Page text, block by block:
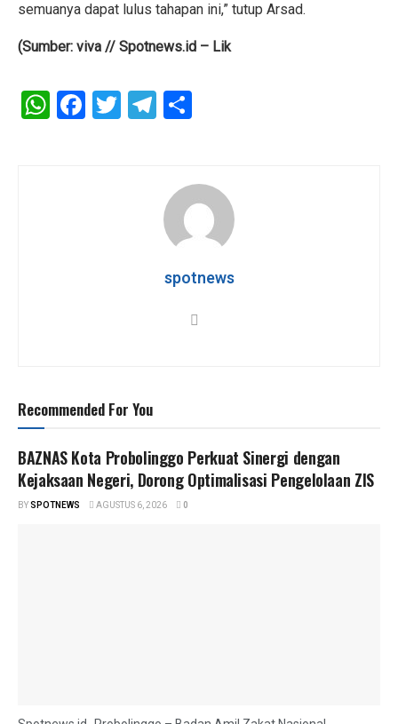
semuanya dapat lulus tahapan ini,” tutup Arsad.
(Sumber: viva // Spotnews.id – Lik
W
h
F
a
T
wi
T
el
gr
a
m
e
spotnews
Recommended For You
BAZNAS Kota Probolinggo Perkuat Sinergi dengan
Kejaksaan Negeri, Dorong Optimalisasi Pengelolaan ZIS
BYSPOTNEWS AGUSTUS 6, 2026 0